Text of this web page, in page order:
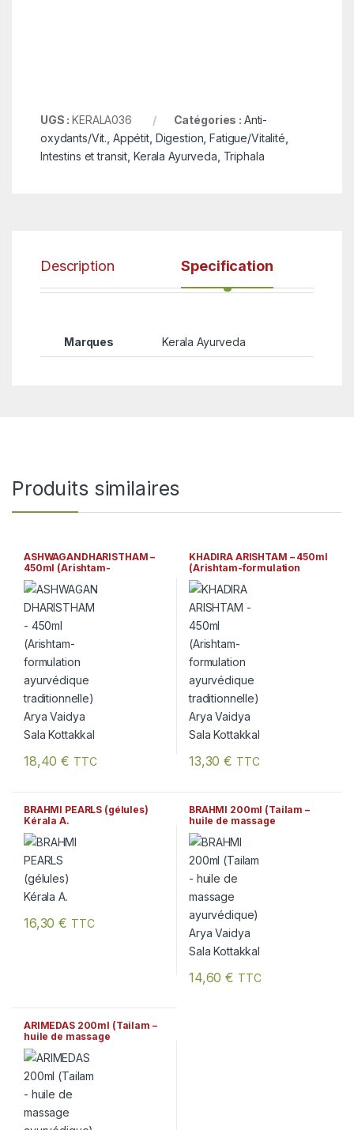
UGS :KERALA036 Catégories : Anti-
oxydants/Vit. Appétit, Digestion ,Fatigue/Vitalité
Intestins et transit Kerala Ayurveda Triphala
Description Specification
Marques Kerala Ayurveda
Produits similaires
ASHWAGANDHARISTHAM –
450ml (Arishtam-
formulation ayurvédique
traditionnelle) Arya Vaidya
Sala Kottakkal
18,40€ TTC
KHADIRA ARISHTAM – 450ml
(Arishtam-formulation
ayurvédique traditionnelle)
Arya Vaidya Sala Kottakkal
13,30€ TTC
BRAHMI PEARLS (gélules)
Kérala A.
16,30€ TTC
BRAHMI 200ml (Tailam –
huile de massage
ayurvédique) Arya Vaidya
Sala Kottakkal
14,60€ TTC
ARIMEDAS 200ml (Tailam –
huile de massage
ayurvédique) Arya Vaidya
Sala Kottakkal